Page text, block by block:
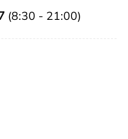
(8:30 - 21:00)